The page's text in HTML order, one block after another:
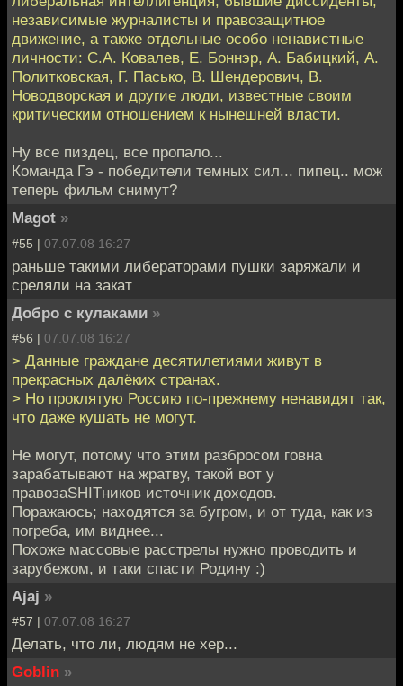
независимые журналисты и правозащитное
движение, а также отдельные особо ненавистные
личности: С.А. Ковалев, Е. Боннэр, А. Бабицкий, А.
Политковская, Г. Пасько, В. Шендерович, В.
Новодворская и другие люди, известные своим
критическим отношением к нынешней власти.
Ну все пиздец, все пропало...
Команда Гэ - победители темных сил... пипец.. мож
теперь фильм снимут?
Magot »
#55 | 07.07.08 16:27
раньше такими либераторами пушки заряжали и
среляли на закат
Добро с кулаками »
#56 | 07.07.08 16:27
> Данные граждане десятилетиями живут в
прекрасных далёких странах.
> Но проклятую Россию по-прежнему ненавидят так,
что даже кушать не могут.
Не могут, потому что этим разбросом говна
зарабатывают на жратву, такой вот у
правозаSHITников источник доходов.
Поражаюсь; находятся за бугром, и от туда, как из
погреба, им виднее...
Похоже массовые расстрелы нужно проводить и
зарубежом, и таки спасти Родину :)
Ajaj »
#57 | 07.07.08 16:27
Делать, что ли, людям не хер...
Goblin »